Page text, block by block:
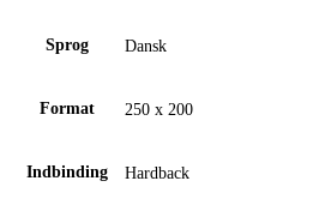
Sprog Dansk
Format 250 x 200
Indbinding Hardback